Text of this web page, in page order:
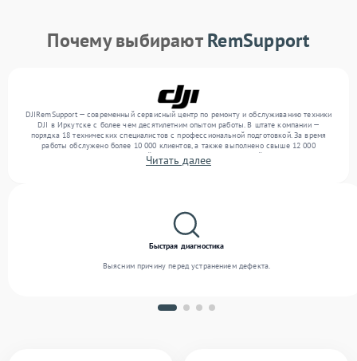
Почему выбираютRemSupport
DJIRemSupport — современный сервисный центр по ремонту и обслуживанию техники
DJI в Иркутске с более чем десятилетним опытом работы. В штате компании —
порядка 18 технических специалистов с профессиональной подготовкой. За время
работы обслужено более 10 000 клиентов, а также выполнено свыше 12 000
ремонтов. Ежемесячно в сервисный центр поступает от 300 устройств, включая , , . Мы
работаем с широким спектром неисправностей и предлагаем стабильный уровень
Читать далее
Быстрая диагностика
Выясним причину перед устранением дефекта.